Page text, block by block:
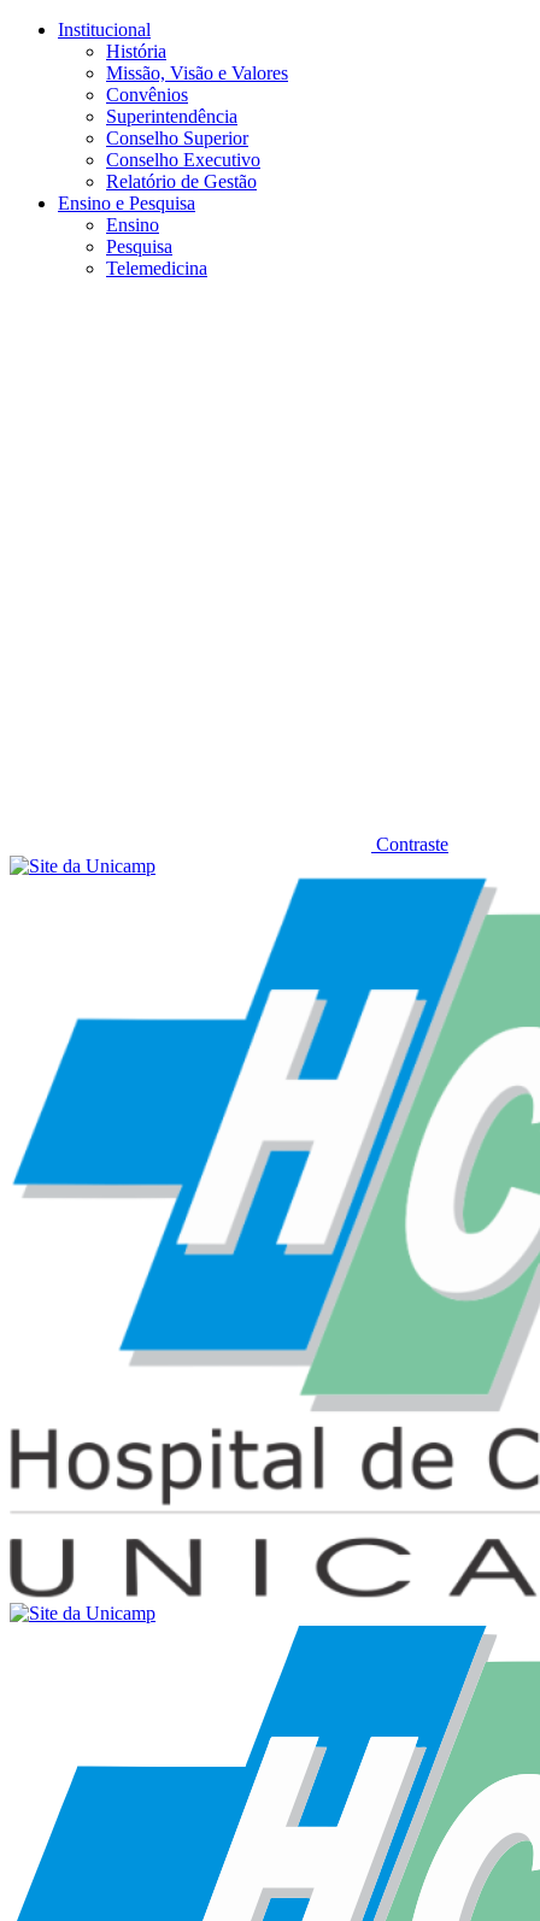
Conteúdo principal
Institucional
História
Missão, Visão e Valores
Convênios
Superintendência
Conselho Superior
Conselho Executivo
Relatório de Gestão
Ensino e Pesquisa
Ensino
Pesquisa
Telemedicina
Contraste